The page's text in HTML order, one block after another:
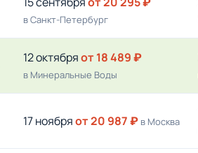
в Санкт-Петербург
12 октябряот 18 489 ₽
в Минеральные Воды
17 ноябряот 20 987 ₽ в Москва